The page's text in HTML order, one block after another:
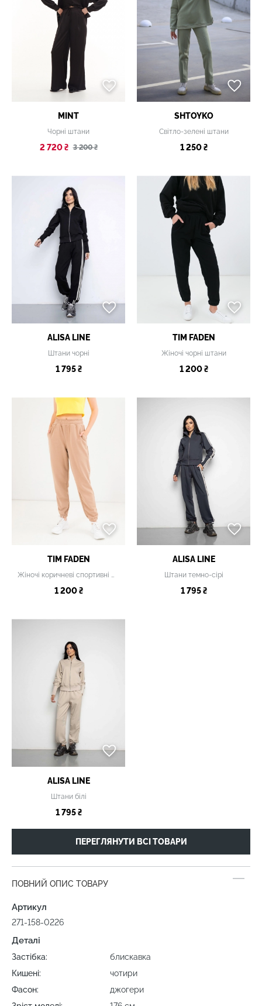
MINT
Чорні штани
2 720 ₴ 3 200 ₴
SHTOYKO
Світло-зелені штани
1 250 ₴
ALISA LINE
Штани чорні
1 795 ₴
TIM FADEN
Жіночі чорні штани
1 200 ₴
TIM FADEN
Жіночі коричневі спортивні штани
1 200 ₴
ALISA LINE
Штани темно-сірі
1 795 ₴
ALISA LINE
Штани білі
1 795 ₴
ПЕРЕГЛЯНУТИ ВСІ ТОВАРИ
ПОВНИЙ ОПИС ТОВАРУ
Артикул
271-158-0226
Деталі
Застібка:
блискавка
Кишені:
чотири
Фасон:
джогери